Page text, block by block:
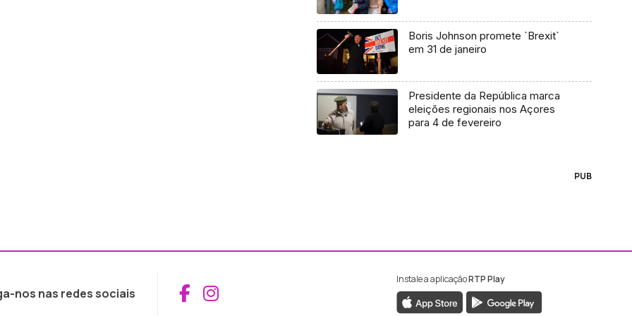
Boris Johnson promete `Brexit`
em 31 de janeiro
Presidente da República marca
eleições regionais nos Açores
para 4 de fevereiro
PUB
nos nas redes sociais Aceder ao Facebook da RTP Madeira
Aceder ao Instagram da RTP Madeira
Instale a aplicaçãoRTP Play